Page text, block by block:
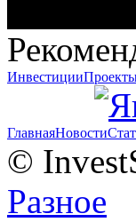
Инвестиции
ГлавнаяНовости
©
Разное